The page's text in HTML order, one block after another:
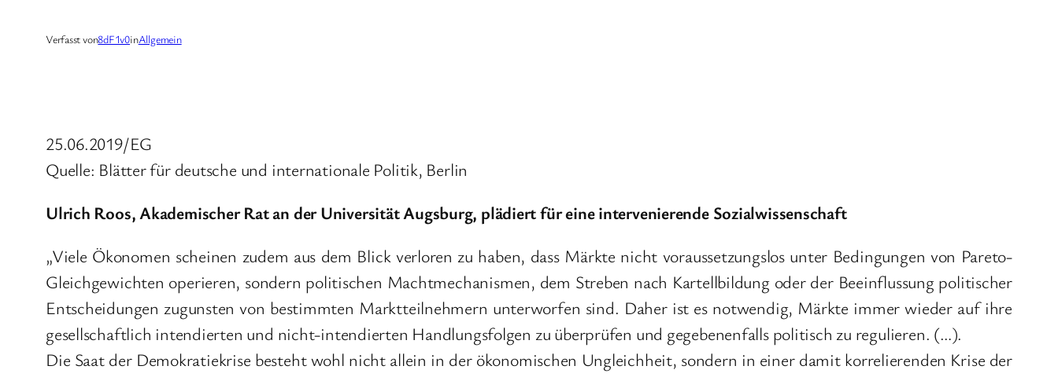
Verfasst von8dF1v0inAllgemein
25.06.2019/EG
Quelle: Blätter für deutsche und internationale Politik, Berlin
Ulrich Roos, Akademischer Rat an der Universität Augsburg, plädiert für eine intervenierende Sozialwissenschaft
„Viele Ökonomen scheinen zudem aus dem Blick verloren zu haben, dass Märkte nicht voraussetzungslos unter Bedingungen von Pareto-
Gleichgewichten operieren, sondern politischen Machtmechanismen, dem Streben nach Kartellbildung oder der Beeinflussung politischer
Entscheidungen zugunsten von bestimmten Marktteilnehmern unterworfen sind. Daher ist es notwendig, Märkte immer wieder auf ihre
gesellschaftlich intendierten und nicht-intendierten Handlungsfolgen zu überprüfen und gegebenenfalls politisch zu regulieren. (…).
Die Saat der Demokratiekrise besteht wohl nicht allein in der ökonomischen Ungleichheit, sondern in einer damit korrelierenden Krise der